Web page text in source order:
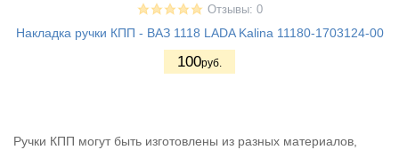
Отзывы: 0
Накладка ручки КПП - ВАЗ 1118 LADA Kalina 11180-1703124-00
100руб.
Ручки КПП могут быть изготовлены из разных материалов,